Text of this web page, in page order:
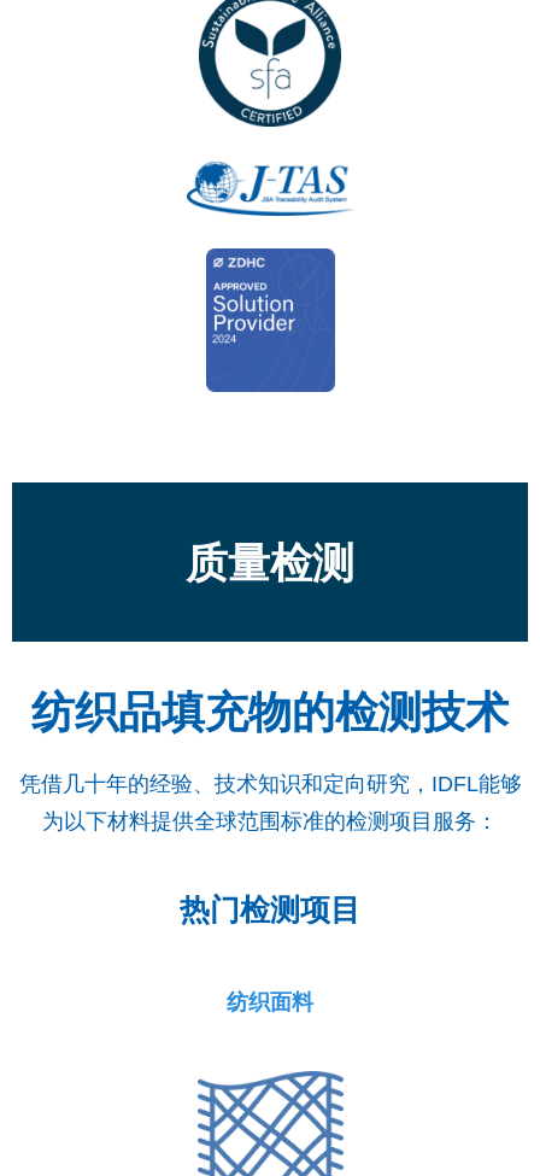
质量检测
纺织品填充物的检测技术
凭借几十年的经验、技术知识和定向研究，IDFL能够
为以下材料提供全球范围标准的检测项目服务：
热门检测项目
纺织面料